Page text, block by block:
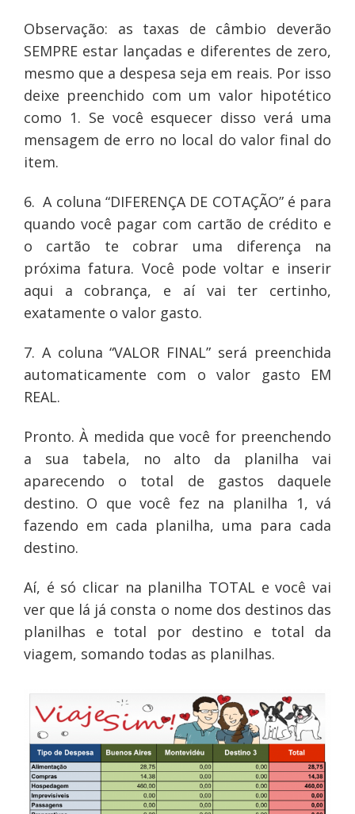
Observação: as taxas de câmbio deverão
SEMPRE estar lançadas e diferentes de zero,
mesmo que a despesa seja em reais. Por isso
deixe preenchido com um valor hipotético
como 1. Se você esquecer disso verá uma
mensagem de erro no local do valor final do
item.
6. A coluna “DIFERENÇA DE COTAÇÃO” é para
quando você pagar com cartão de crédito e
o cartão te cobrar uma diferença na
próxima fatura. Você pode voltar e inserir
aqui a cobrança, e aí vai ter certinho,
exatamente o valor gasto.
7. A coluna “VALOR FINAL” será preenchida
automaticamente com o valor gasto EM
REAL.
Pronto. À medida que você for preenchendo
a sua tabela, no alto da planilha vai
aparecendo o total de gastos daquele
destino. O que você fez na planilha 1, vá
fazendo em cada planilha, uma para cada
destino.
Aí, é só clicar na planilha TOTAL e você vai
ver que lá já consta o nome dos destinos das
planilhas e total por destino e total da
viagem, somando todas as planilhas.